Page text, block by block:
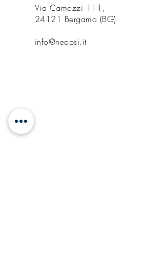
Via Camozzi 111,
24121 Bergamo (BG)
info@neopsi.it